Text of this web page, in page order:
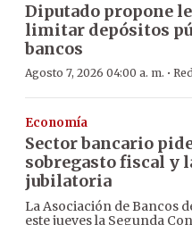
Diputado propone
limitar depósitos
bancos
Agosto 7, 2026 04:00 a. m. ·
Economía
Sector bancario
sobregasto fiscal y
jubilatoria
La Asociación de Bancos
este jueves la Segunda